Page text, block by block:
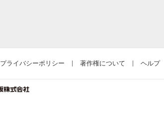
プライバシーポリシー 著作権について ヘルプ